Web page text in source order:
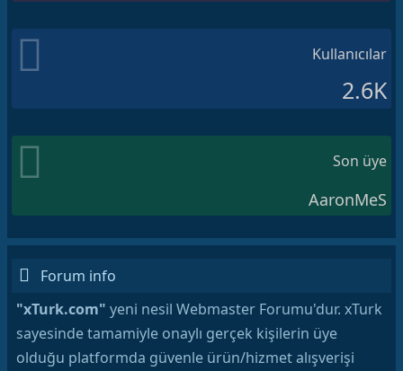
Kullanıcılar
2.6K
Son üye
AaronMeS
Forum info
"xTurk.com" yeni nesil Webmaster Forumu'dur. xTurk
sayesinde tamamiyle onaylı gerçek kişilerin üye
olduğu platformda güvenle ürün/hizmet alışverişi